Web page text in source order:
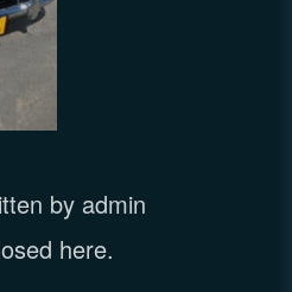
by admin
here.